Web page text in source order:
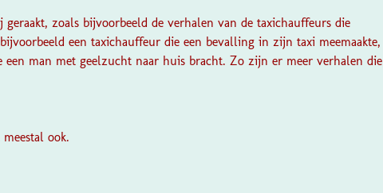
zoals bijvoorbeeld de verhalen van de taxichauffeurs die
een taxichauffeur die een bevalling in zijn taxi meemaakte,
een man met geelzucht naar huis bracht. Zo zijn er meer verhalen die
ook.